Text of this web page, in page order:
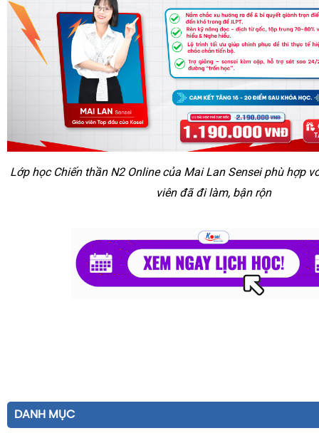
Lớp học Chiến thần N2 Online của Mai Lan Sensei phù hợp
viên đã đi làm, bận rộn
DANH MỤC